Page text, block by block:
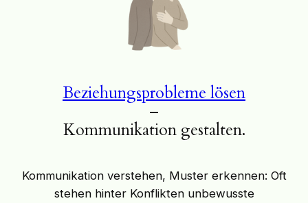
Beziehungsprobleme lösen
–
Kommunikation gestalten.
Kommunikation verstehen, Muster erkennen: Oft
stehen hinter Konflikten unbewusste